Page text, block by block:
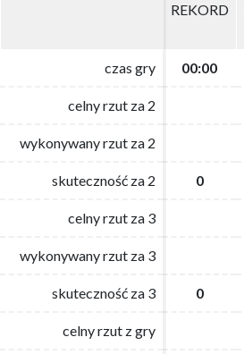
REKORD
czas gry 00:00
celny rzut za 2
wykonywany rzut za 2
skuteczność za 2 0
celny rzut za 3
wykonywany rzut za 3
skuteczność za 3 0
celny rzut z gry
REKORD
czas gry 00:00
celny rzut za 2
wykonywany rzut za 2
skuteczność za 2 0
celny rzut za 3
wykonywany rzut za 3
skuteczność za 3 0
celny rzut z gry